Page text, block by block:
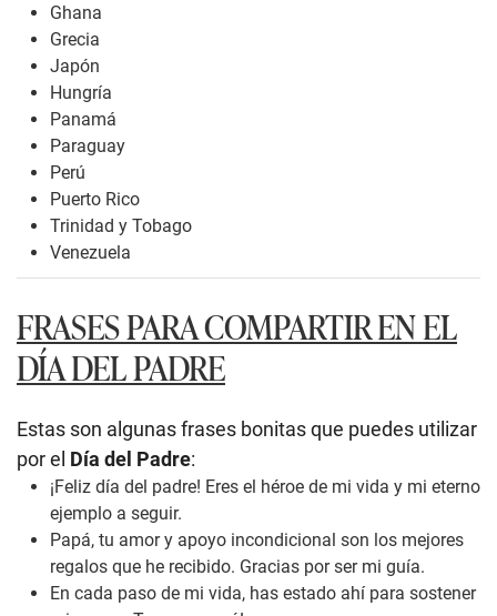
Ghana
Grecia
Japón
Hungría
Panamá
Paraguay
Perú
Puerto Rico
Trinidad y Tobago
Venezuela
FRASES PARA COMPARTIR EN EL
DÍA DEL PADRE
Estas son algunas frases bonitas que puedes utilizar
por el Día del Padre:
¡Feliz día del padre! Eres el héroe de mi vida y mi eterno
ejemplo a seguir.
Papá, tu amor y apoyo incondicional son los mejores
regalos que he recibido. Gracias por ser mi guía.
En cada paso de mi vida, has estado ahí para sostener